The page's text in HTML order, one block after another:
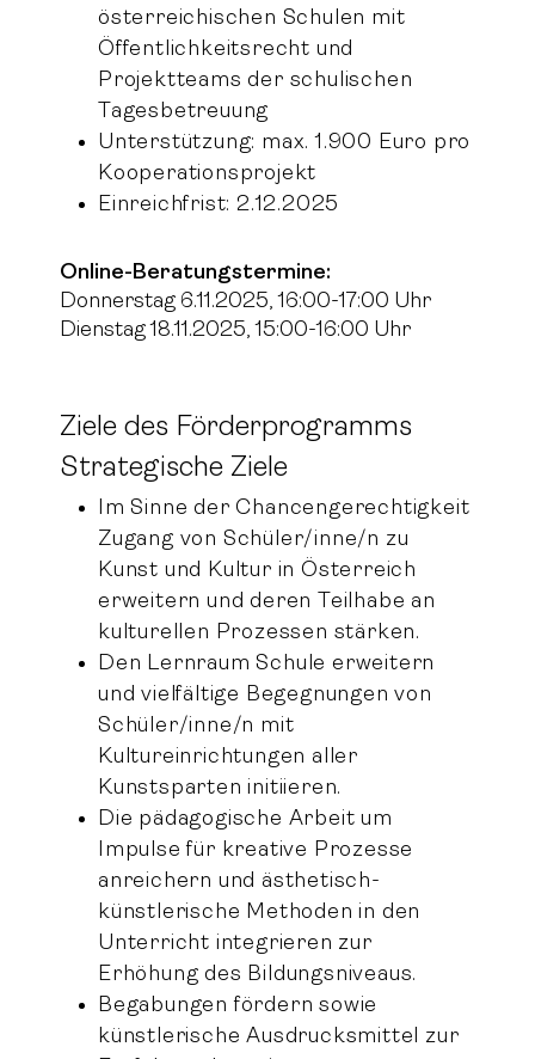
österreichischen Schulen mit
Öffentlichkeitsrecht und
Projektteams der schulischen
Tagesbetreuung
Unterstützung: max. 1.900 Euro pro
Kooperationsprojekt
Einreichfrist: 2.12.2025
Online-Beratungstermine:
Donnerstag 6.11.2025, 16:00-17:00 Uhr
Dienstag 18.11.2025, 15:00-16:00 Uhr
Ziele des Förderprogramms
Strategische Ziele
Im Sinne der Chancengerechtigkeit
Zugang von Schüler/inne/n zu
Kunst und Kultur in Österreich
erweitern und deren Teilhabe an
kulturellen Prozessen stärken.
Den Lernraum Schule erweitern
und vielfältige Begegnungen von
Schüler/inne/n mit
Kultureinrichtungen aller
Kunstsparten initiieren.
Die pädagogische Arbeit um
Impulse für kreative Prozesse
anreichern und ästhetisch-
künstlerische Methoden in den
Unterricht integrieren zur
Erhöhung des Bildungsniveaus.
Begabungen fördern sowie
künstlerische Ausdrucksmittel zur